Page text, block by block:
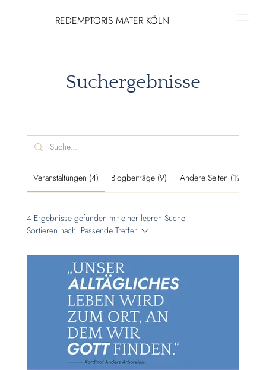
REDEMPTORIS MATER KÖLN
Veranstaltungen (4) Blogbeiträge (9) Andere Seiten (19)
4 Ergebnisse gefunden mit einer leeren Suche
Sortieren nach: Passende Treffer
Suchergebnisse